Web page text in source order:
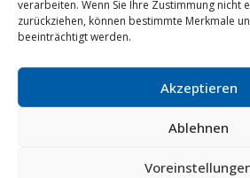
verarbeiten. Wenn Sie Ihre Zustimmung nicht
zurückziehen, können bestimmte Merkmale
beeinträchtigt werden.
Akzeptieren
Ablehnen
Mehr erfahren
© RSV Staubwolke Refrath 1952
Cookie Richtlinie|Impressum|
info@staubwolke-refrath.de